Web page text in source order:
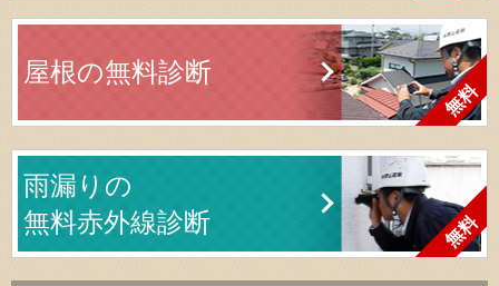
屋根の無料診断
雨漏りの
無料赤外線診断